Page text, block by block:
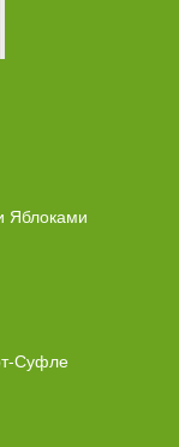
Яблоками
Суфле